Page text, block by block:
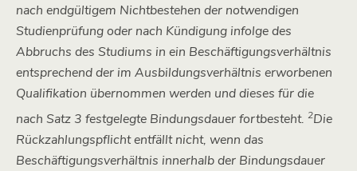
nach endgültigem Nichtbestehen der notwendigen
Studienprüfung oder nach Kündigung infolge des
Abbruchs des Studiums in ein Beschäftigungsverhältnis
entsprechend der im Ausbildungsverhältnis erworbenen
Qualifikation übernommen werden und dieses für die
nach Satz 3 festgelegte Bindungsdauer fortbesteht. 2Die
Rückzahlungspflicht entfällt nicht, wenn das
Beschäftigungsverhältnis innerhalb der Bindungsdauer